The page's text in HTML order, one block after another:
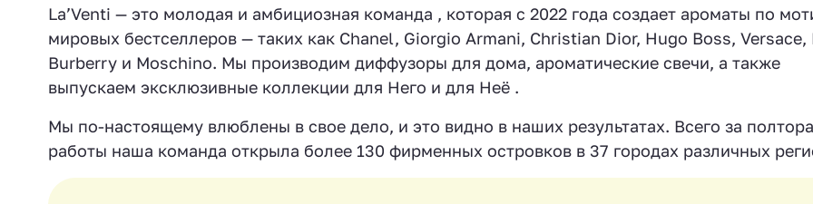
La’Venti — это молодая и амбициозная команда , которая с 2022 года создает ароматы по
мировых бестселлеров — таких как Chanel, Giorgio Armani, Christian Dior, Hugo Boss, Versace,
Burberry и Moschino. Мы производим диффузоры для дома, ароматические свечи, а также
выпускаем эксклюзивные коллекции для Него и для Неё .
Мы по-настоящему влюблены в свое дело, и это видно в наших результатах. Всего за
работы наша команда открыла более 130 фирменных островков в 37 городах различных